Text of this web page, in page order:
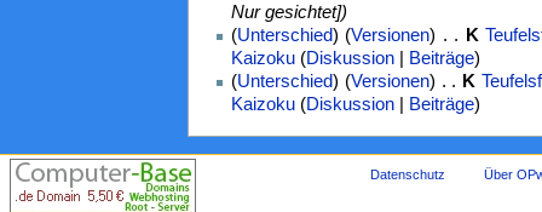
Nur gesichtet])
(Unterschied) (Versionen) . . K
Kaizoku (Diskussion| Beiträge)
(Unterschied) (Versionen) . . K
Kaizoku (Diskussion| Beiträge)
Datenschutz Über